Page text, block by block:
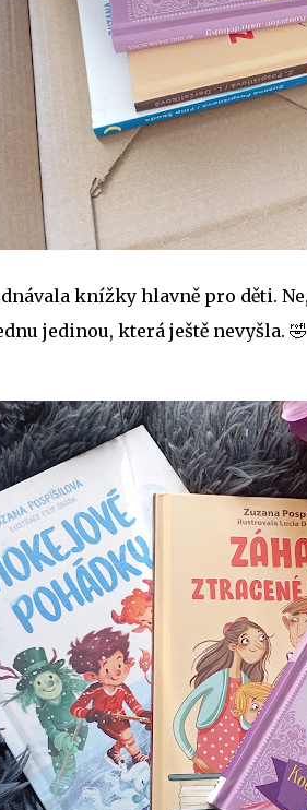
knížky hlavně pro děti.
jedinou, která ještě nevyšla. 🤣